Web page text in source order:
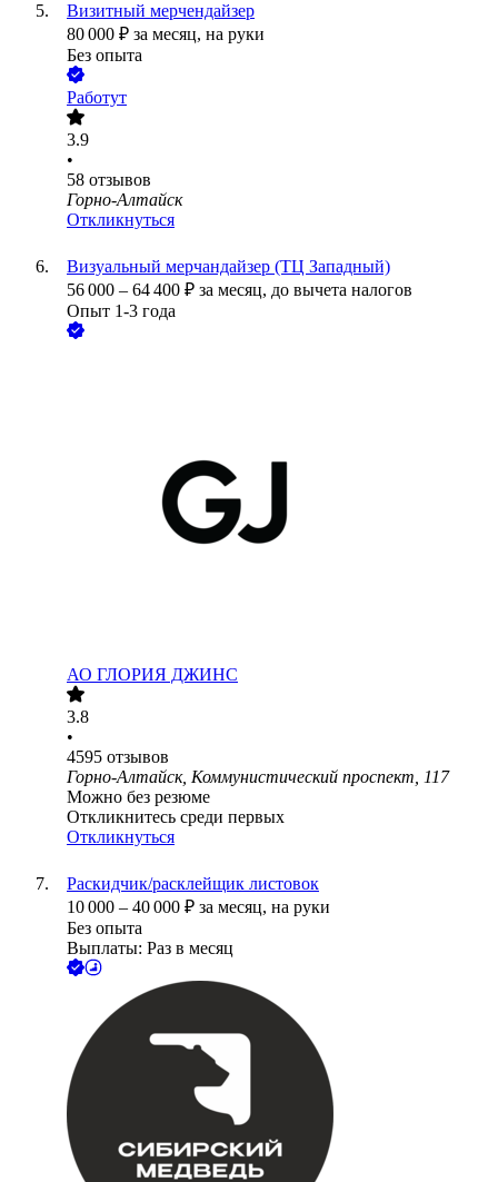
Визитный мерчендайзер
80 000 ₽ за месяц, на руки
Без опыта
Работут
3.9
•
58 отзывов
Горно-Алтайск
Откликнуться
Визуальный мерчандайзер (ТЦ Западный)
56 000 – 64 400 ₽ за месяц, до вычета налогов
Опыт 1-3 года
АО ГЛОРИЯ ДЖИНС
3.8
•
4595 отзывов
Горно-Алтайск, Коммунистический проспект, 117
Можно без резюме
Откликнитесь среди первых
Откликнуться
Раскидчик/расклейщик листовок
10 000 – 40 000 ₽ за месяц, на руки
Без опыта
Выплаты: Раз в месяц